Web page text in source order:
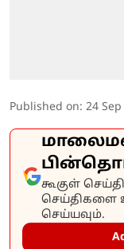
Published on: 24
கூகுள்
செய்திகளை
செய்யவும்.